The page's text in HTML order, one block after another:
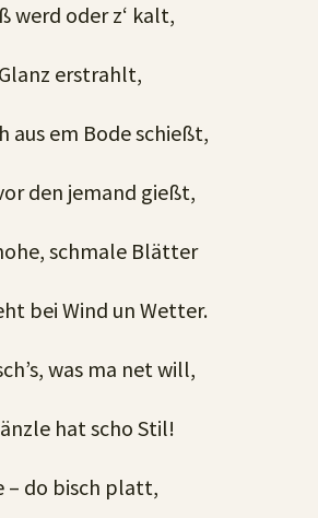
werd oder z‘ kalt,
erstrahlt,
aus em Bode schießt,
den jemand gießt,
schmale Blätter
bei Wind un Wetter.
was ma net will,
hat scho Stil!
– do bisch platt,